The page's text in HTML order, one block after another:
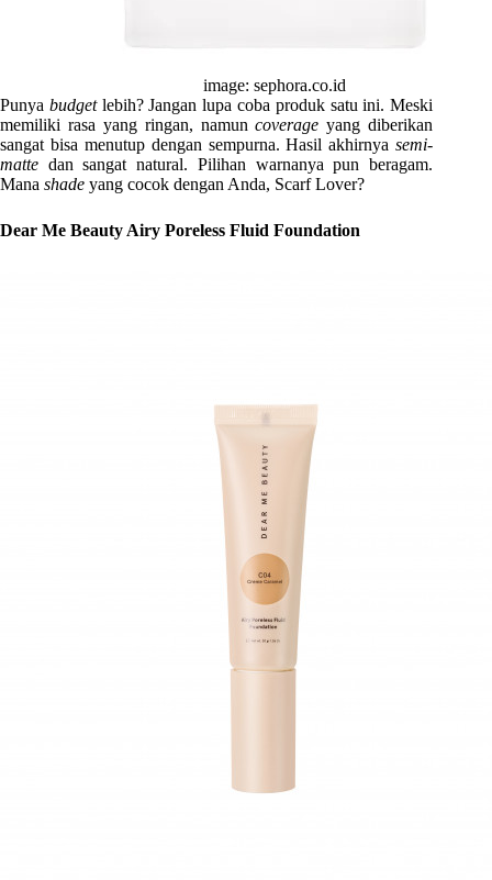
image: sephora.co.id
Punya budget lebih? Jangan lupa coba produk satu ini. Meski
memiliki rasa yang ringan, namuncoverageyang diberikan
sangat bisa menutup dengan sempurna. Hasil akhirnyasemi-
matte dan sangat natural. Pilihan warnanya pun beragam.
Mana shade yang cocok dengan Anda, Scarf Lover?
Dear Me Beauty Airy Poreless Fluid Foundation